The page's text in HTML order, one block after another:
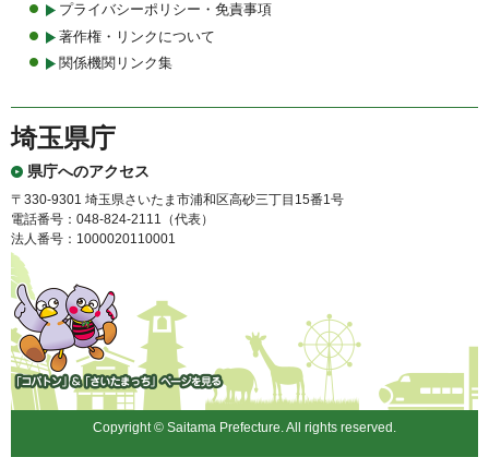
プライバシーポリシー・免責事項
著作権・リンクについて
関係機関リンク集
埼玉県庁
県庁へのアクセス
〒330-9301 埼玉県さいたま市浦和区高砂三丁目15番1号
電話番号：048-824-2111（代表）
法人番号：1000020110001
「コバトン」&「さいたまっ
ち」
Copyright © Saitama Prefecture. All rights reserved.